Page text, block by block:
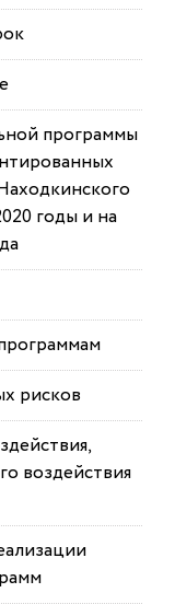
программы
годы и на
рисков
воздействия